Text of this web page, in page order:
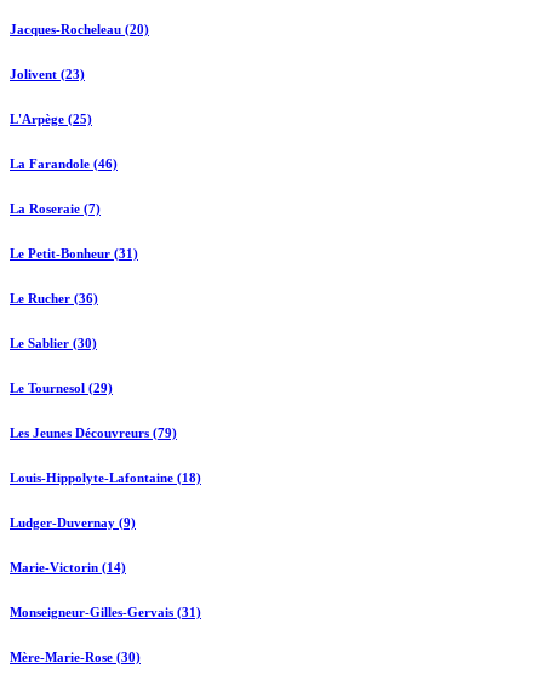
Jacques-Rocheleau (20)
Jolivent (23)
L'Arpège (25)
La Farandole (46)
La Roseraie (7)
Le Petit-Bonheur (31)
Le Rucher (36)
Le Sablier (30)
Le Tournesol (29)
Les Jeunes Découvreurs (79)
Louis-Hippolyte-Lafontaine (18)
Ludger-Duvernay (9)
Marie-Victorin (14)
Monseigneur-Gilles-Gervais (31)
Mère-Marie-Rose (30)